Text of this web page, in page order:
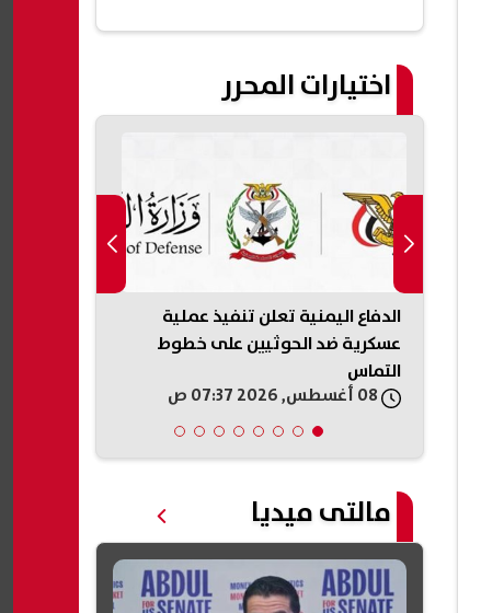
اختيارات المحرر
الدفاع اليمنية تعلن تنفيذ عملية
عسكرية ضد الحوثيين على خطوط
التماس
مالتى ميديا